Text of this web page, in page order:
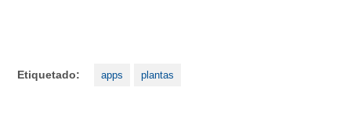
Etiquetado: apps plantas